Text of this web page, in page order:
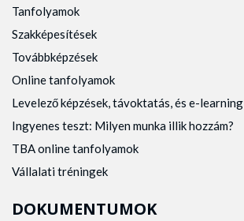
Tanfolyamok
Szakképesítések
Továbbképzések
Online tanfolyamok
Levelező képzések, távoktatás, és e-learning
Ingyenes teszt: Milyen munka illik hozzám?
TBA online tanfolyamok
Vállalati tréningek
DOKUMENTUMOK